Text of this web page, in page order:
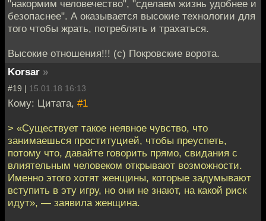
"накормим человечество", "сделаем жизнь удобнее и
безопаснее". А оказывается высокие технологии для
того чтобы жрать, потреблять и трахаться.
Высокие отношения!!! (c) Покровские ворота.
Korsar »
#19 | 15.01.18 16:13
Кому: Цитата, #1
> «Существует такое неявное чувство, что
занимаешься проституцией, чтобы преуспеть,
потому что, давайте говорить прямо, свидания с
влиятельным человеком открывают возможности.
Именно этого хотят женщины, которые задумывают
вступить в эту игру, но они не знают, на какой риск
идут», — заявила женщина.